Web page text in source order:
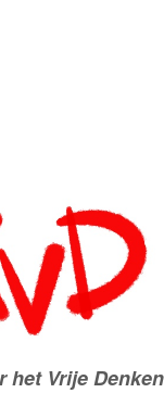
het Vrije Denken